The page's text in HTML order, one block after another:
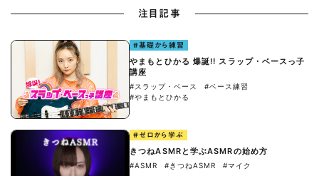
注目記事
#基礎から練習
やまもとひかる 爆誕!! スラップ・ベースっ子
講座
#スラップ・ベース
#ベース練習
#やまもとひかる
#ゼロから学ぶ
きつねASMRと学ぶASMRの始め方
#ASMR #きつねASMR #マイク